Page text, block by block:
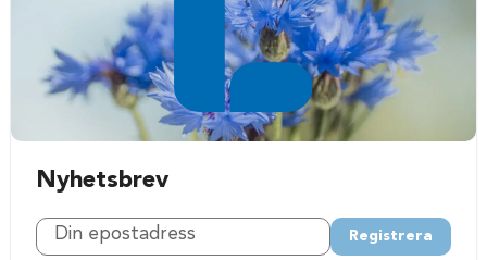
Nyhetsbrev
Registrera